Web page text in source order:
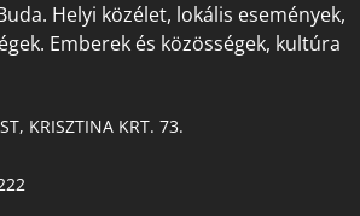
Helyi közélet, lokális események,
Emberek és közösségek, kultúra
KRISZTINA KRT. 73.